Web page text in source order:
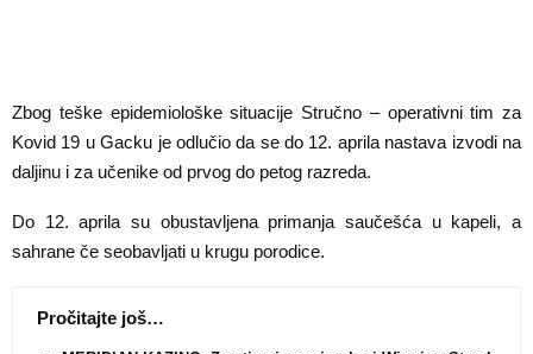
Zbog teške epidemiološke situacije Stručno – operativni tim za
Kovid 19 u Gacku je odlučio da se do 12. aprila nastava izvodi na
daljinu i za učenike od prvog do petog razreda.
Do 12. aprila su obustavljena primanja saučešća u kapeli, a
sahrane če seobavljati u krugu porodice.
Pročitajte još…